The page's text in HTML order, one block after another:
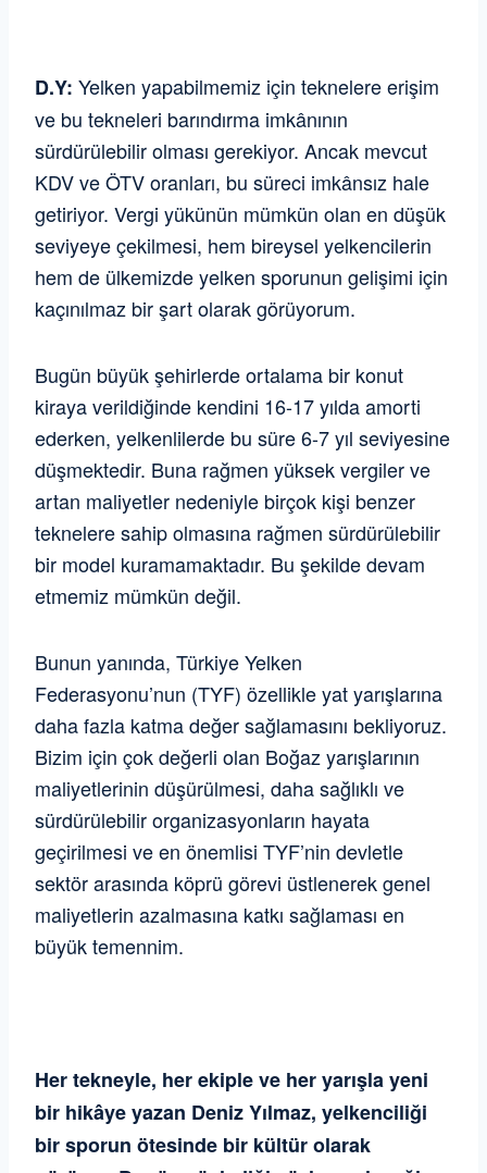
D.Y: Yelken yapabilmemiz için teknelere erişim
ve bu tekneleri barındırma imkânının
sürdürülebilir olması gerekiyor. Ancak mevcut
KDV ve ÖTV oranları, bu süreci imkânsız hale
getiriyor. Vergi yükünün mümkün olan en düşük
seviyeye çekilmesi, hem bireysel yelkencilerin
hem de ülkemizde yelken sporunun gelişimi için
kaçınılmaz bir şart olarak görüyorum.
Bugün büyük şehirlerde ortalama bir konut
kiraya verildiğinde kendini 16-17 yılda amorti
ederken, yelkenlilerde bu süre 6-7 yıl seviyesine
düşmektedir. Buna rağmen yüksek vergiler ve
artan maliyetler nedeniyle birçok kişi benzer
teknelere sahip olmasına rağmen sürdürülebilir
bir model kuramamaktadır. Bu şekilde devam
etmemiz mümkün değil.
Bunun yanında, Türkiye Yelken
Federasyonu’nun (TYF) özellikle yat yarışlarına
daha fazla katma değer sağlamasını bekliyoruz.
Bizim için çok değerli olan Boğaz yarışlarının
maliyetlerinin düşürülmesi, daha sağlıklı ve
sürdürülebilir organizasyonların hayata
geçirilmesi ve en önemlisi TYF’nin devletle
sektör arasında köprü görevi üstlenerek genel
maliyetlerin azalmasına katkı sağlaması en
büyük temennim.
Her tekneyle, her ekiple ve her yarışla yeni
bir hikâye yazan Deniz Yılmaz, yelkenciliği
bir sporun ötesinde bir kültür olarak